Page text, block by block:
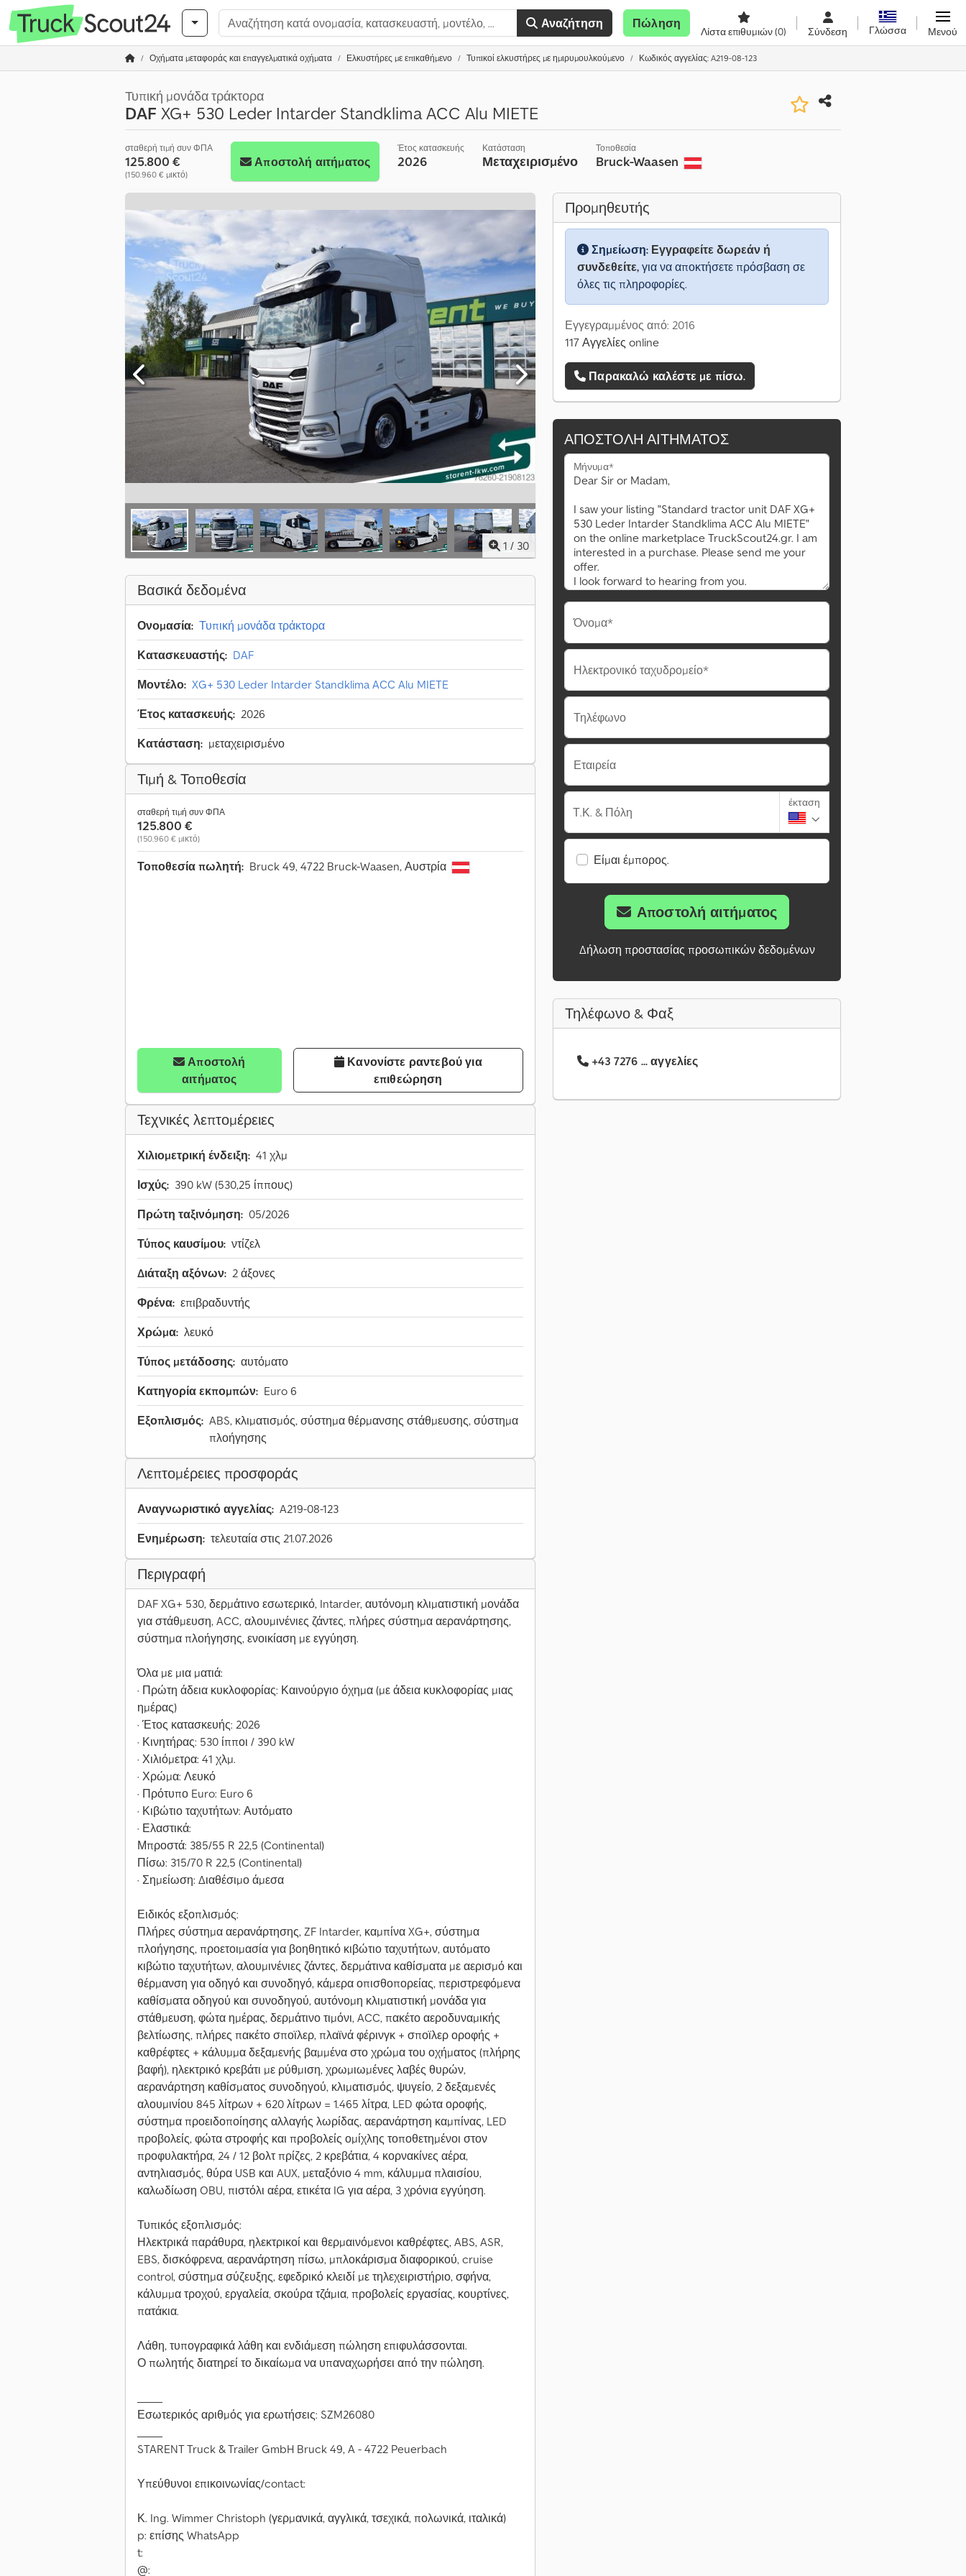
Αναζήτηση Πώληση
Λίστα επιθυμιών(0) Σύνδεση Γλώσσα Μενού
Οχήματα μεταφοράς και επαγγελματικά οχήματα Ελκυστήρες με επικαθήμενο Τυπικοί ελκυστήρες με ημιρυμουλκούμενο Κωδικός αγγελίας: A219-08-123
Τυπική μονάδα τράκτορα
DAF XG+ 530 Leder Intarder Standklima ACC Alu MIETE
σταθερή τιμή συν ΦΠΑ
125.800 €
(150.960 € μικτό)
Αποστολή αιτήματος
Έτος κατασκευής
2026
Κατάσταση
Μεταχειρισμένο
Τοποθεσία
Bruck-Waasen
1 / 30
Βασικά δεδομένα
Ονομασία: Τυπική μονάδα τράκτορα
Κατασκευαστής: DAF
Μοντέλο: XG+ 530 Leder Intarder Standklima ACC Alu MIETE
Έτος κατασκευής: 2026
Κατάσταση: μεταχειρισμένο
Τιμή & Τοποθεσία
σταθερή τιμή συν ΦΠΑ
125.800 €
(150.960 € μικτό)
Τοποθεσία πωλητή: Bruck 49, 4722 Bruck-Waasen, Αυστρία
Αποστολή
αιτήματος
επιθεώρηση
Τεχνικές λεπτομέρειες
Χιλιομετρική ένδειξη: 41 χλμ
Ισχύς: 390 kW (530,25 ίππους)
Πρώτη ταξινόμηση: 05/2026
Τύπος καυσίμου: ντίζελ
Διάταξη αξόνων: 2 άξονες
Φρένα: επιβραδυντής
Χρώμα: λευκό
Τύπος μετάδοσης: αυτόματο
Κατηγορία εκπομπών: Euro 6
Εξοπλισμός: ABS, κλιματισμός, σύστημα θέρμανσης στάθμευσης, σύστημα
πλοήγησης
Λεπτομέρειες προσφοράς
Αναγνωριστικό αγγελίας: A219-08-123
Ενημέρωση: τελευταία στις 21.07.2026
Περιγραφή
DAF XG+ 530, δερμάτινο εσωτερικό, Intarder, αυτόνομη κλιματιστική μονάδα
για στάθμευση, ACC, αλουμινένιες ζάντες, πλήρες σύστημα αερανάρτησης,
σύστημα πλοήγησης, ενοικίαση με εγγύηση.
Όλα με μια ματιά:
· Πρώτη άδεια κυκλοφορίας: Καινούργιο όχημα (με άδεια κυκλοφορίας μιας
ημέρας)
· Έτος κατασκευής: 2026
· Κινητήρας: 530 ίπποι / 390 kW
· Χιλιόμετρα: 41 χλμ.
· Χρώμα: Λευκό
· Πρότυπο Euro: Euro 6
· Κιβώτιο ταχυτήτων: Αυτόματο
· Ελαστικά:
Μπροστά: 385/55 R 22,5 (Continental)
Πίσω: 315/70 R 22,5 (Continental)
· Σημείωση: Διαθέσιμο άμεσα
Ειδικός εξοπλισμός:
Πλήρες σύστημα αερανάρτησης, ZF Intarder, καμπίνα XG+, σύστημα
πλοήγησης, προετοιμασία για βοηθητικό κιβώτιο ταχυτήτων, αυτόματο
κιβώτιο ταχυτήτων, αλουμινένιες ζάντες, δερμάτινα καθίσματα με αερισμό και
θέρμανση για οδηγό και συνοδηγό, κάμερα οπισθοπορείας, περιστρεφόμενα
καθίσματα οδηγού και συνοδηγού, αυτόνομη κλιματιστική μονάδα για
στάθμευση, φώτα ημέρας, δερμάτινο τιμόνι, ACC, πακέτο αεροδυναμικής
βελτίωσης, πλήρες πακέτο σποϊλερ, πλαϊνά φέρινγκ + σποϊλερ οροφής +
καθρέφτες + κάλυμμα δεξαμενής βαμμένα στο χρώμα του οχήματος (πλήρης
βαφή), ηλεκτρικό κρεβάτι με ρύθμιση, χρωμιωμένες λαβές θυρών,
αερανάρτηση καθίσματος συνοδηγού, κλιματισμός, ψυγείο, 2 δεξαμενές
αλουμινίου 845 λίτρων + 620 λίτρων = 1.465 λίτρα, LED φώτα οροφής,
σύστημα προειδοποίησης αλλαγής λωρίδας, αερανάρτηση καμπίνας, LED
προβολείς, φώτα στροφής και προβολείς ομίχλης τοποθετημένοι στον
προφυλακτήρα, 24 / 12 βολτ πρίζες, 2 κρεβάτια, 4 κορνακίνες αέρα,
αντηλιασμός, θύρα USB και AUX, μεταξόνιο 4 mm, κάλυμμα πλαισίου,
καλωδίωση OBU, πιστόλι αέρα, ετικέτα IG για αέρα, 3 χρόνια εγγύηση.
Τυπικός εξοπλισμός:
Ηλεκτρικά παράθυρα, ηλεκτρικοί και θερμαινόμενοι καθρέφτες, ABS, ASR,
EBS, δισκόφρενα, αερανάρτηση πίσω, μπλοκάρισμα διαφορικού, cruise
control, σύστημα σύζευξης, εφεδρικό κλειδί με τηλεχειριστήριο, σφήνα,
κάλυμμα τροχού, εργαλεία, σκούρα τζάμια, προβολείς εργασίας, κουρτίνες,
πατάκια.
Λάθη, τυπογραφικά λάθη και ενδιάμεση πώληση επιφυλάσσονται.
Ο πωλητής διατηρεί το δικαίωμα να υπαναχωρήσει από την πώληση.
Εσωτερικός αριθμός για ερωτήσεις: SZM26080
STARENT Truck & Trailer GmbH Bruck 49, A - 4722 Peuerbach
Υπεύθυνοι επικοινωνίας/contact:
Κ. Ing. Wimmer Christoph (γερμανικά, αγγλικά, τσεχικά, πολωνικά, ιταλικά)
p: επίσης WhatsApp
t:
@:
Προμηθευτής
Σημείωση: Εγγραφείτε δωρεάν ή
συνδεθείτε, για να αποκτήσετε πρόσβαση σε
όλες τις πληροφορίες.
Εγγεγραμμένος από: 2016
117 Αγγελίες online
Παρακαλώ καλέστε με πίσω.
ΑΠΟΣΤΟΛΉ ΑΙΤΉΜΑΤΟΣ
Μήνυμα*
Όνομα*
Ηλεκτρονικό ταχυδρομείο*
Τηλέφωνο
Εταιρεία
Τ.Κ. & Πόλη
έκταση
Είμαι έμπορος.
Αποστολή αιτήματος
Δήλωση προστασίας προσωπικών δεδομένων
Τηλέφωνο & Φαξ
+43 7276 ... αγγελίες